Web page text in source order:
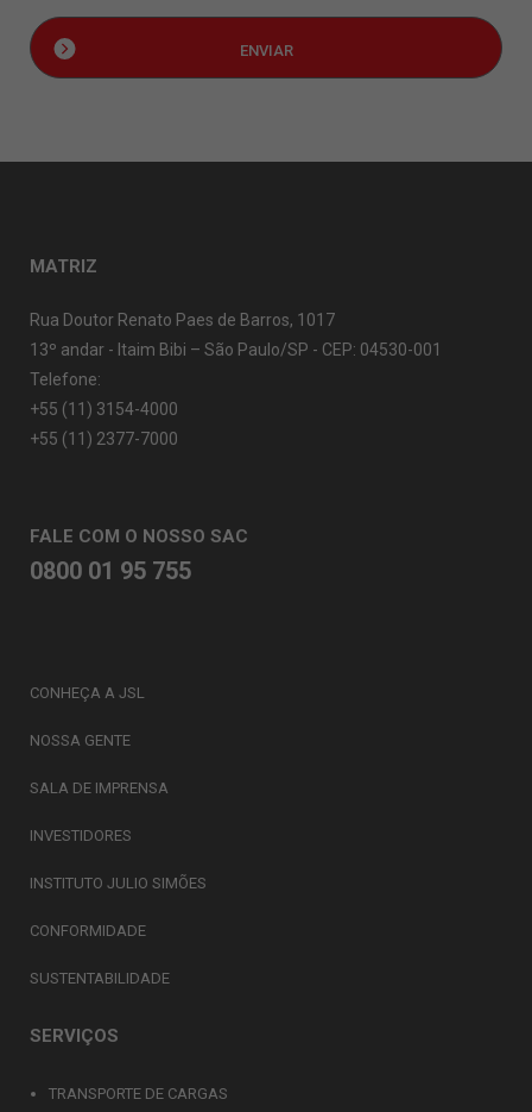
MATRIZ
Rua Doutor Renato Paes de Barros, 1017
13º andar - Itaim Bibi – São Paulo/SP - CEP: 04530-001
Telefone:
+55 (11) 3154-4000
+55 (11) 2377-7000
FALE COM O NOSSO SAC
0800 01 95 755
CONHEÇA A JSL
NOSSA GENTE
SALA DE IMPRENSA
INVESTIDORES
INSTITUTO JULIO SIMÕES
CONFORMIDADE
SUSTENTABILIDADE
SERVIÇOS
TRANSPORTE DE CARGAS